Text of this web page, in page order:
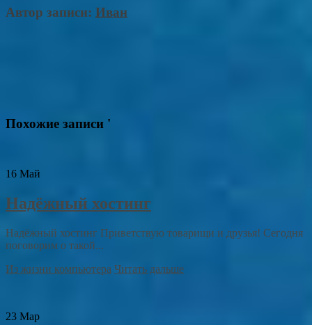
Автор записи: Иван
Похожие записи '
16 Май
Надёжный хостинг
Надёжный хостинг Приветствую товарищи и друзья! Сегодня
поговорим о такой...
Из жизни компьютера Читать дальше
23 Мар